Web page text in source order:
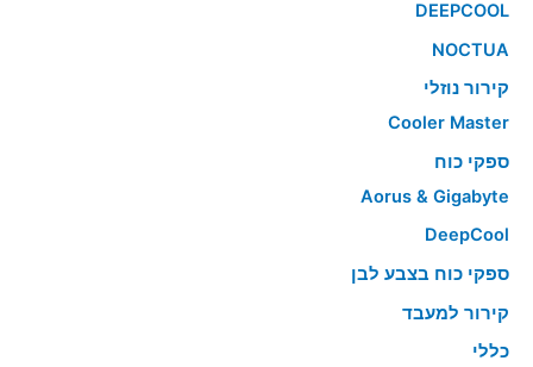
DEEPCOOL
NOCTUA
קירור נוזלי
Cooler Master
ספקי כוח
Aorus & Gigabyte
DeepCool
ספקי כוח בצבע לבן
קירור למעבד
כללי